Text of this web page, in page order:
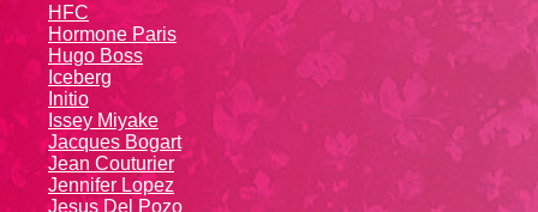
HFC
Hormone Paris
Hugo Boss
Iceberg
Initio
Issey Miyake
Jacques Bogart
Jean Couturier
Jennifer Lopez
Jesus Del Pozo